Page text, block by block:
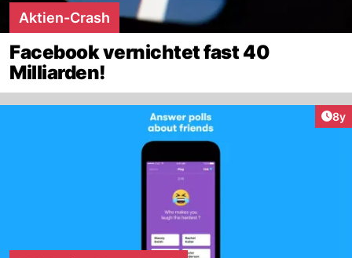
Aktien-Crash
Facebook vernichtet fast 40
Milliarden!
8y